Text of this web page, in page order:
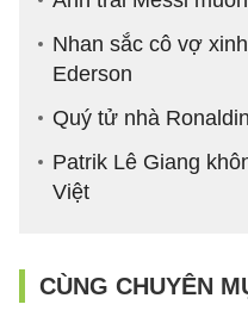
Nhan sắc cô vợ
Ederson
Quý tử nhà
Patrik Lê Giang
Việt
CÙNG CHUYÊN